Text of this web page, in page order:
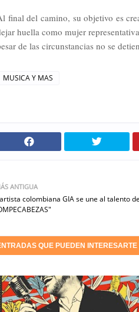
final del camino, su objetivo es
huella como mujer
de las circunstancias no se
MUSICA Y MAS
ANTIGUA
colombiana GIA se une al talento
QUE PUEDEN INTERESARTE